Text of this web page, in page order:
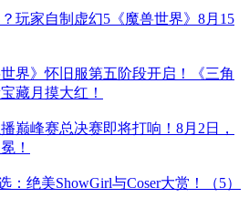
玩家自制虚幻5《魔兽世界》8月15
界》怀旧服第五阶段开启！《三角
藏月摸大红！
巅峰赛总决赛即将打响！8月2日，
！
：绝美ShowGirl与Coser大赏！（5）